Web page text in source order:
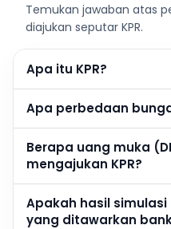
Temukan jawaban atas
diajukan seputar KPR.
Apa itu KPR?
Apa perbedaan
Berapa uang muka
mengajukan KPR?
Apakah hasil
yang ditawarkan